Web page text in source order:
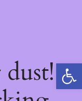
Ανοίξτε τη γραμμή εργαλείων